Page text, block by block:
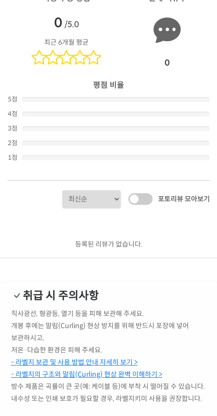
0 /5.0
최근 6개월 평균
0
평점 비율
5점
4점
3점
2점
1점
포토리뷰 모아보기
등록된 리뷰가 없습니다.
취급 시 주의사항
직사광선, 형광등, 열기 등을 피해 보관해 주세요.
개봉 후에는 말림(Curling) 현상 방지를 위해 반드시 포장에 넣어
보관하시고,
저온·다습한 환경은 피해 주세요.
- 라벨지 보관 및 사용 방법 안내 자세히 보기 >
- 라벨지의 구조와 말림(Curling) 현상 완벽 이해하기 >
방수 제품은 곡률이 큰 곳(예: 케이블 등)에 부착 시 떨어질 수 있습니다.
내수성 또는 인쇄 보호가 필요할 경우, 라벨지키미 사용을 권장합니다.